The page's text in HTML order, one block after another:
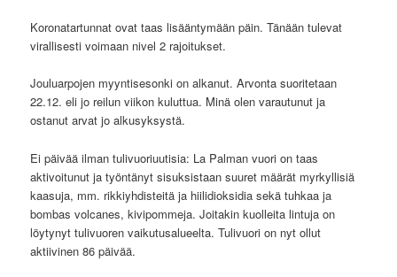
Koronatartunnat ovat taas lisääntymään päin. Tänään tulevat
virallisesti voimaan nivel 2 rajoitukset.
Jouluarpojen myyntisesonki on alkanut. Arvonta suoritetaan
22.12. eli jo reilun viikon kuluttua. Minä olen varautunut ja
ostanut arvat jo alkusyksystä.
Ei päivää ilman tulivuoriuutisia: La Palman vuori on taas
aktivoitunut ja työntänyt sisuksistaan suuret määrät myrkyllisiä
kaasuja, mm. rikkiyhdisteitä ja hiilidioksidia sekä tuhkaa ja
bombas volcanes, kivipommeja. Joitakin kuolleita lintuja on
löytynyt tulivuoren vaikutusalueelta. Tulivuori on nyt ollut
aktiivinen 86 päivää.